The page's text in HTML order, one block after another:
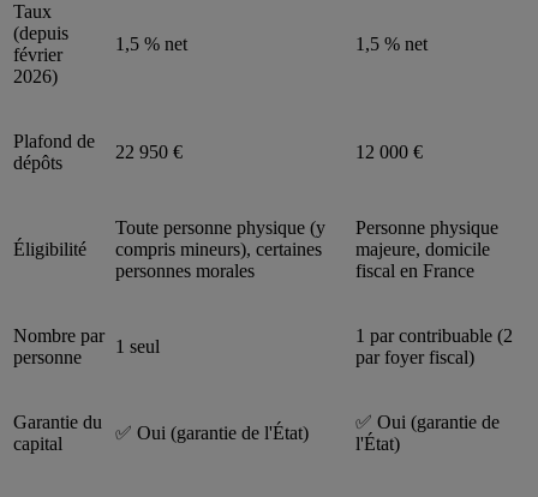
Taux
(depuis
février
2026)
1,5 % net 1,5 % net
Plafond de
dépôts
22 950 € 12 000 €
Éligibilité
Toute personne physique (y
compris mineurs), certaines
personnes morales
Personne physique
majeure, domicile
fiscal en France
Nombre par
personne
1 seul
1 par contribuable (2
par foyer fiscal)
Garantie du
capital
✅ Oui (garantie de l'État)
✅ Oui (garantie de
l'État)